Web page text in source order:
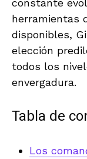
constante
herramientas
disponibles,
elección
todos los
envergadura.
Tabla de
Los